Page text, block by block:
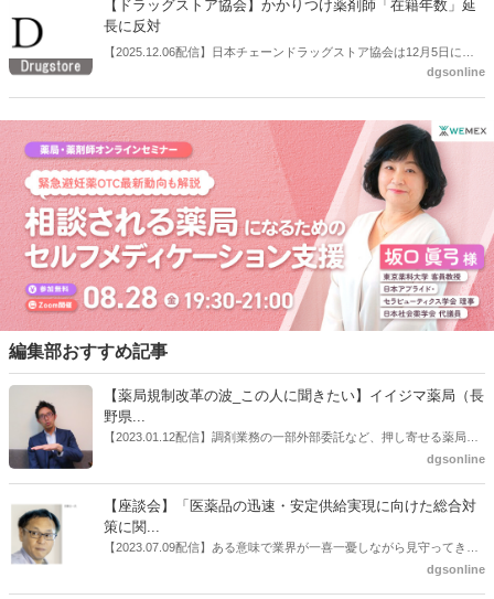
【ドラッグストア協会】かかりつけ薬剤師「在籍年数」延
長に反対
【2025.12.06配信】日本チェーンドラッグストア協会は12月5日に定
例会見を開き、調剤報酬改定への要望を説明した。かかりつけ薬剤師
dgsonline
編集部おすすめ記事
【薬局規制改革の波_この人に聞きたい】イイジマ薬局（長
野県...
【2023.01.12配信】調剤業務の一部外部委託など、押し寄せる薬局業
界への規制改革の波。この規制改革の波を薬局業界はどう受け止めた
はないだろうか。本紙ではこうした問題について、厚労省「薬局薬剤
師の業務及び薬局の機能に関するワーキンググループ」に参考人とし
ても出席していたイイジマ薬局（長野県上田市）開設者である飯島裕
dgsonline
【座談会】「医薬品の迅速・安定供給実現に向けた総合対
策に関...
【2023.07.09配信】ある意味で業界が一喜一憂しながら見守ってきた
厚労省「医薬品の迅速・安定供給実現に向けた総合対策に関する有識
dgsonline